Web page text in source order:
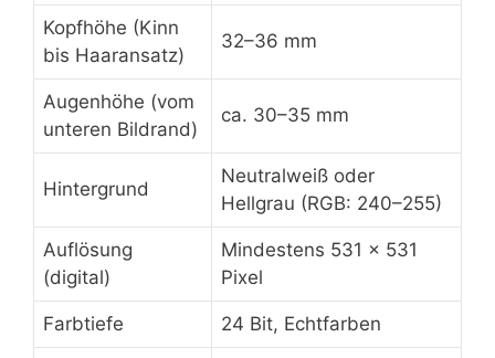
Kopfhöhe (Kinn
bis Haaransatz)
32–36 mm
Augenhöhe (vom
unteren Bildrand)
ca. 30–35 mm
Hintergrund
Neutralweiß oder
Hellgrau (RGB: 240–255)
Auflösung
(digital)
Mindestens 531 × 531
Pixel
Farbtiefe 24 Bit, Echtfarben